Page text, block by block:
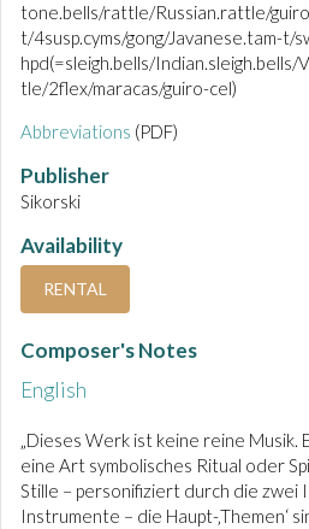
tone.bells/rattle/Russian.rattle/
t/4susp.cyms/gong/Javanese.tam-t/
hpd(=sleigh.bells/Indian.sleigh.bells/
tle/2flex/maracas/guiro-cel)
Abbreviations (PDF)
Publisher
Sikorski
Availability
RENTAL
Composer's Notes
English
„Dieses Werk ist keine reine Musik.
eine Art symbolisches Ritual oder
Stille – personifiziert durch die
Instrumente – die Haupt-‚Themen‘